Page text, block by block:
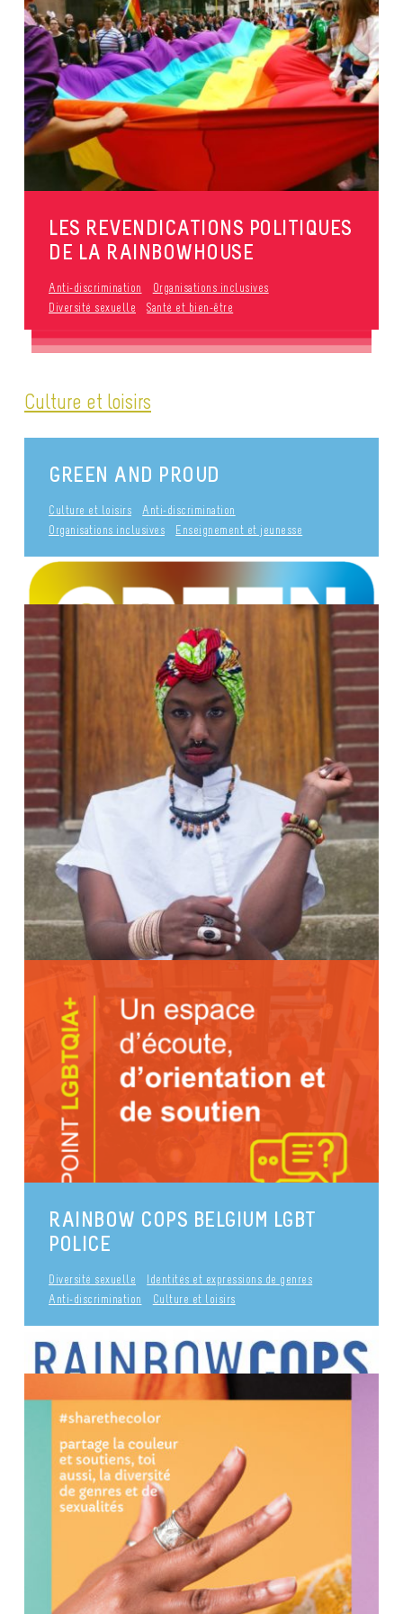
LES REVENDICATIONS POLITIQUES
DE LA RAINBOWHOUSE
Anti-discrimination
Organisations inclusives
Diversité sexuelle
Santé et bien-être
Culture et loisirs
GREEN AND PROUD
Culture et loisirs
Anti-discrimination
Organisations inclusives
Enseignement et jeunesse
LIMIT(LESS) DE MIKAEL OWUNNA
– EXHIBITION
Avec son projet photographique « Limit(less) », le
photographe queer américano nigérian Mikael
Owunna a parcouru plusieurs pays et continents, à
la...
Identités et expressions de genres
INFO POINT LGBTQIA+
Culture et loisirs
Identités et expressions de genres
Diversité sexuelle
RAINBOW COPS BELGIUM LGBT
POLICE
Diversité sexuelle
Identités et expressions de genres
Anti-discrimination
Culture et loisirs